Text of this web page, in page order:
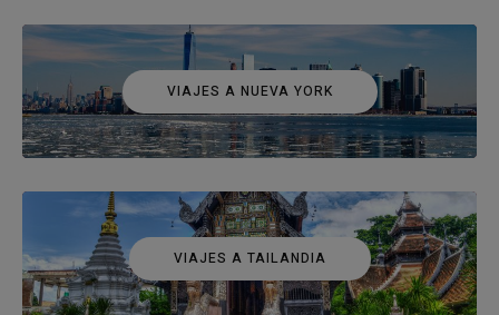
VIAJES A NUEVA YORK
VIAJES A TAILANDIA